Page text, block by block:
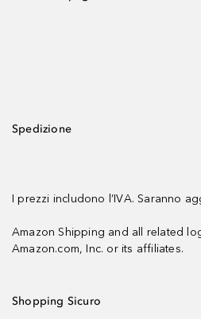
Spedizione
I prezzi includono l’IVA. Saranno
Amazon Shipping and all related
Amazon.com, Inc. or its affiliates.
Shopping Sicuro